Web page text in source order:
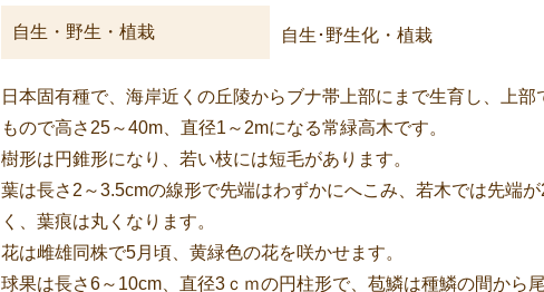
自生・野生・植栽 自生･野生化・植栽
日本固有種で、海岸近くの丘陵からブナ帯上部にまで生育し、上
もので高さ25～40m、直径1～2mになる常緑高木です。
樹形は円錐形になり、若い枝には短毛があります。
葉は長さ2～3.5cmの線形で先端はわずかにへこみ、若木では先端
く、葉痕は丸くなります。
花は雌雄同株で5月頃、黄緑色の花を咲かせます。
球果は長さ6～10cm、直径3ｃｍの円柱形で、苞鱗は種鱗の間から